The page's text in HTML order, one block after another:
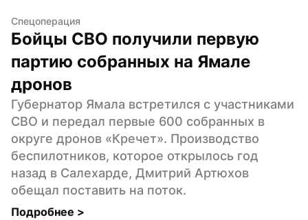
Спецоперация
Бойцы СВО получили первую
партию собранных на Ямале
дронов
Губернатор Ямала встретился с участниками
СВО и передал первые 600 собранных в
округе дронов «Кречет». Производство
беспилотников, которое открылось год
назад в Салехарде, Дмитрий Артюхов
обещал поставить на поток.
Подробнее >